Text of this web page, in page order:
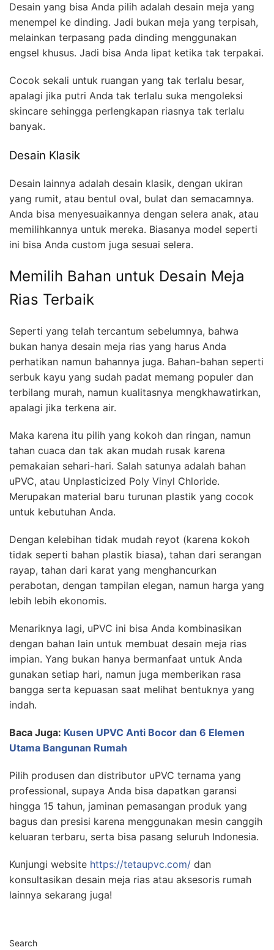
Desain yang bisa Anda pilih adalah desain meja yang
menempel ke dinding. Jadi bukan meja yang terpisah,
melainkan terpasang pada dinding menggunakan
engsel khusus. Jadi bisa Anda lipat ketika tak terpakai.
Cocok sekali untuk ruangan yang tak terlalu besar,
apalagi jika putri Anda tak terlalu suka mengoleksi
skincare sehingga perlengkapan riasnya tak terlalu
banyak.
Desain Klasik
Desain lainnya adalah desain klasik, dengan ukiran
yang rumit, atau bentul oval, bulat dan semacamnya.
Anda bisa menyesuaikannya dengan selera anak, atau
memilihkannya untuk mereka. Biasanya model seperti
ini bisa Anda custom juga sesuai selera.
Memilih Bahan untuk Desain Meja
Rias Terbaik
Seperti yang telah tercantum sebelumnya, bahwa
bukan hanya desain meja rias yang harus Anda
perhatikan namun bahannya juga. Bahan-bahan seperti
serbuk kayu yang sudah padat memang populer dan
terbilang murah, namun kualitasnya mengkhawatirkan,
apalagi jika terkena air.
Maka karena itu pilih yang kokoh dan ringan, namun
tahan cuaca dan tak akan mudah rusak karena
pemakaian sehari-hari. Salah satunya adalah bahan
uPVC, atau Unplasticized Poly Vinyl Chloride.
Merupakan material baru turunan plastik yang cocok
untuk kebutuhan Anda.
Dengan kelebihan tidak mudah reyot (karena kokoh
tidak seperti bahan plastik biasa), tahan dari serangan
rayap, tahan dari karat yang menghancurkan
perabotan, dengan tampilan elegan, namun harga yang
lebih lebih ekonomis.
Menariknya lagi, uPVC ini bisa Anda kombinasikan
dengan bahan lain untuk membuat desain meja rias
impian. Yang bukan hanya bermanfaat untuk Anda
gunakan setiap hari, namun juga memberikan rasa
bangga serta kepuasan saat melihat bentuknya yang
indah.
Baca Juga: Kusen UPVC Anti Bocor dan 6 Elemen
Utama Bangunan Rumah
Pilih produsen dan distributor uPVC ternama yang
professional, supaya Anda bisa dapatkan garansi
hingga 15 tahun, jaminan pemasangan produk yang
bagus dan presisi karena menggunakan mesin canggih
keluaran terbaru, serta bisa pasang seluruh Indonesia.
Kunjungi website https://tetaupvc.com/ dan
konsultasikan desain meja rias atau aksesoris rumah
lainnya sekarang juga!
Search